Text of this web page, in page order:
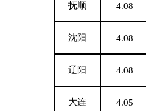
抚顺 4.08
沈阳 4.08
辽阳 4.08
大连 4.05